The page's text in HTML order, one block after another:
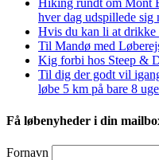
Hiking rundt om Mont
hver dag udspillede sig
Hvis du kan li at drikke
Til Mandø med
Kig forbi hos Steep &
Til dig der godt vil
løbe 5 km på bare 8
Få løbenyheder i din
Fornavn